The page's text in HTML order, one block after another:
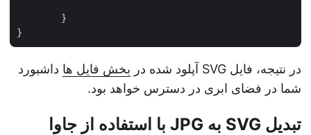
	}
در نتیجه، فایل SVG آپلود شده در بخش فایل هاداشبورد
شما در فضای ابری در دسترس خواهد بود.
تبدیل SVG به JPG با استفاده از جاوا